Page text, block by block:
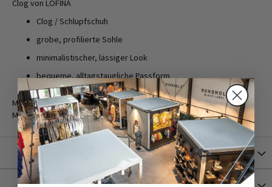
Clog von LOFINA
Clog / Schlupfschuh
grobe, profilierte Sohle
minimalistischer, lässiger Look
bequeme, alltagstaugliche Passform
Material Oberseite: 100% Ponyfell
Material Sohle: 100% Gummi
Mehr Informationen